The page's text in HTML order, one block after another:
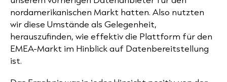
nordamerikanischen Markt hatten. Also nutzten
wir diese Umstände als Gelegenheit,
herauszufinden, wie effektiv die Plattform für den
EMEA-Markt im Hinblick auf Datenbereitstellung
ist.